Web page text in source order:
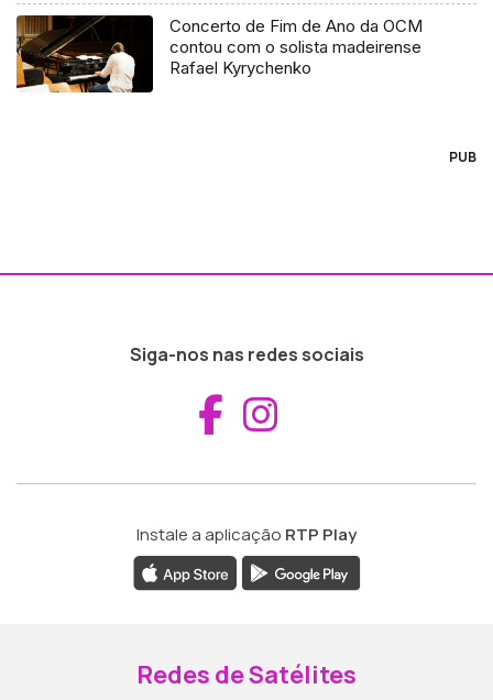
Concerto de Fim de Ano da OCM
contou com o solista madeirense
Rafael Kyrychenko
PUB
Siga-nos nas redes sociais
Aceder ao
Instale a aplicação RTP Play
Redes de Satélites